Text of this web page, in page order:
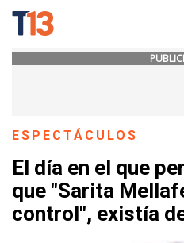
ESPECTÁCULOS
El día en el que
que "Sarita
control", existía